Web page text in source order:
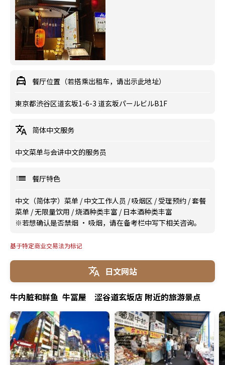
餐厅位置（若搭乘出租车，请出示此地址）
東京都渋谷区道玄坂1-6-3 道玄坂パールビルB1F
简体中文服务
中文菜单与会讲中文的服务员
餐厅特色
中文（简体字）菜单 /中文工作人员 /吸烟区 /受理预约 /套餐
菜单 /无限量饮用 /烧酒种类丰富 / 日本酒种类丰富
※若想确认是否禁烟 · 吸烟，请在备考栏中写下相关咨询。
基于特定商业交易法为标记
日文网站
牛内脏和鲜鱼 牛冨屋 涩谷道玄坂店 附近的旅游景点